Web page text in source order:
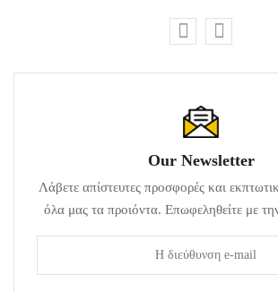
Our Newsletter
Λάβετε απίστευτες προσφορές και
όλα μας τα προιόντα. Επωφεληθείτε με